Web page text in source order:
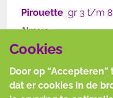
Cookies
Door op
dat er cookies in de
Pirouette gr 3 t/m
Almere
IKC de Woudreus
Almere